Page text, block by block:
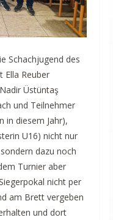
Schachjugend des
Ella Reuber
Üstüntaş
und Teilnehmer
in diesem Jahr),
U16) nicht nur
dazu noch
Turnier aber
nicht per
am Brett vergeben
und dort